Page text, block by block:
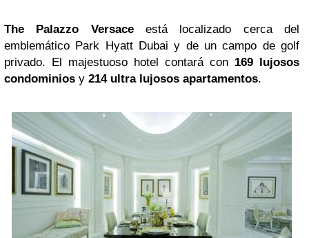
The Palazzo Versaceestá localizado cerca del
emblemático Park Hyatt Dubai y de un campo de golf
privado. El majestuoso hotel contará con 169 lujosos
condominios y 214 ultra lujosos apartamentos.